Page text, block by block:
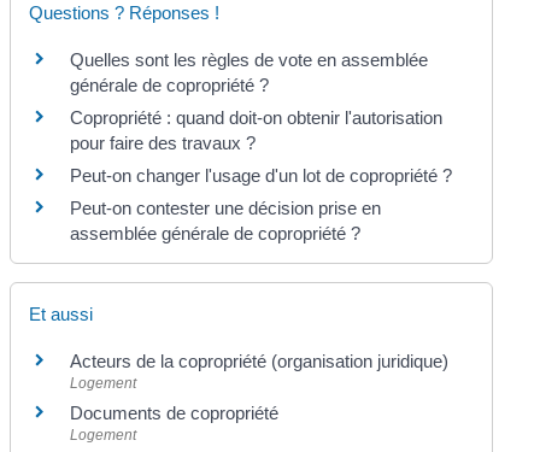
Questions ? Réponses !
Quelles sont les règles de vote en assemblée
générale de copropriété ?
Copropriété : quand doit-on obtenir l'autorisation
pour faire des travaux ?
Peut-on changer l'usage d'un lot de copropriété ?
Peut-on contester une décision prise en
assemblée générale de copropriété ?
Et aussi
Acteurs de la copropriété (organisation juridique)
Logement
Documents de copropriété
Logement